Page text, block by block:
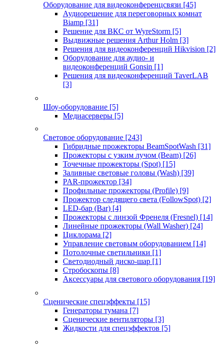
Оборудование для видеоконференцсвязи [45]
Аудиорешение для переговорных комнат
Biamp [31]
Решение для ВКС от WyreStorm [5]
Выдвижные решения Arthur Holm [3]
Решения для видеоконференций Hikvision [2]
Оборудование для аудио- и
видеоконференций Gonsin [1]
Решения для видеоконференций TaverLAB
[3]
Шоу-оборудование [5]
Медиасерверы [5]
Световое оборудование [243]
Гибридные прожекторы BeamSpotWash [31]
Прожекторы с узким лучом (Beam) [26]
Точечные прожекторы (Spot) [15]
Заливные световые головы (Wash) [39]
PAR-прожектор [34]
Профильные прожекторы (Profile) [9]
Прожектор следящего света (FollowSpot) [2]
LED-бар (Bar) [4]
Прожекторы с линзой Френеля (Fresnel) [14]
Линейные прожекторы (Wall Washer) [24]
Циклорама [2]
Управление световым оборудованием [14]
Потолочные светильники [1]
Светодиодный диско-шар [1]
Стробоскопы [8]
Аксессуары для светового оборудования [19]
Сценические спецэффекты [15]
Генераторы тумана [7]
Сценические вентиляторы [3]
Жидкости для спецэффектов [5]